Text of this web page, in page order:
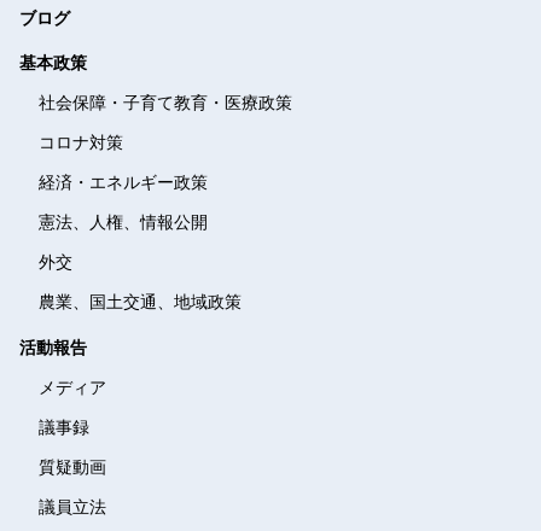
ブログ
基本政策
社会保障・子育て教育・ 医療政策
コロナ対策
経済・エネルギー政策
憲法、人権、情報公開
外交
農業、国土交通、地域政策
活動報告
メディア
議事録
質疑動画
議員立法